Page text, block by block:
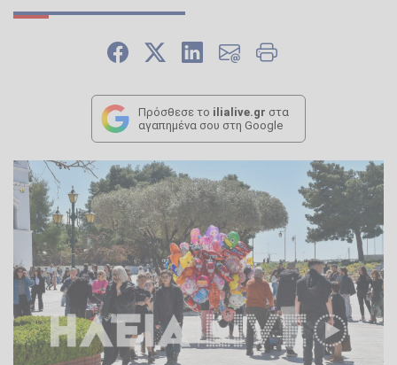
Πρόσθεσε το ilialive.gr στα
αγαπημένα σου στη Google